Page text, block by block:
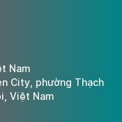
Nam
City, phường Thạch
Việt Nam